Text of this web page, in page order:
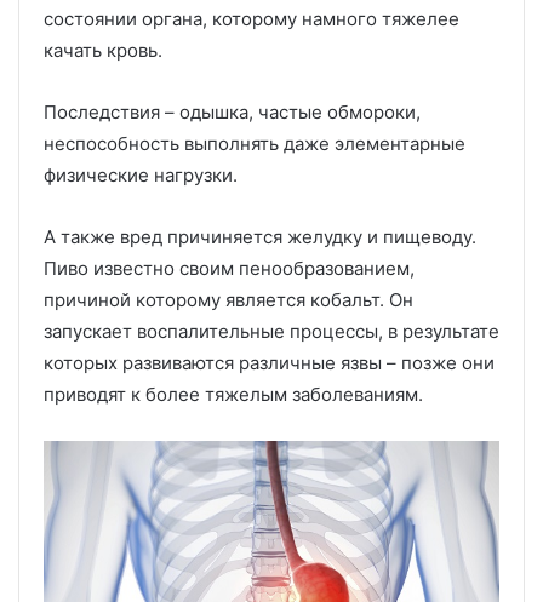
состоянии органа, которому намного тяжелее
качать кровь.
Последствия – одышка, частые обмороки,
неспособность выполнять даже элементарные
физические нагрузки.
А также вред причиняется желудку и пищеводу.
Пиво известно своим пенообразованием,
причиной которому является кобальт. Он
запускает воспалительные процессы, в результате
которых развиваются различные язвы – позже они
приводят к более тяжелым заболеваниям.